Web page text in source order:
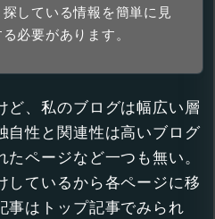
探している情報を簡単に見
必要があります。
ど、私のブログは幅広い層
自性と関連性は高いブログ
ページなど一つも無い。
しているから各ページに移
事はトップ記事でみられ